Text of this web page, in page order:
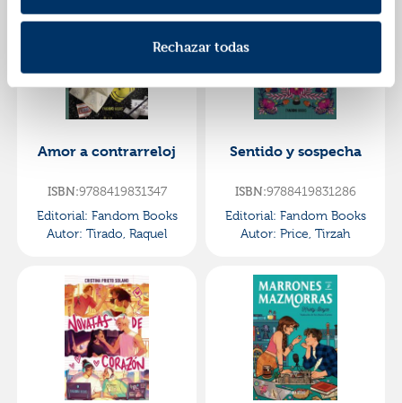
Rechazar todas
Amor a contrarreloj
ISBN:9788419831347
Editorial: Fandom Books
Autor: Tirado, Raquel
Sentido y sospecha
ISBN:9788419831286
Editorial: Fandom Books
Autor: Price, Tirzah